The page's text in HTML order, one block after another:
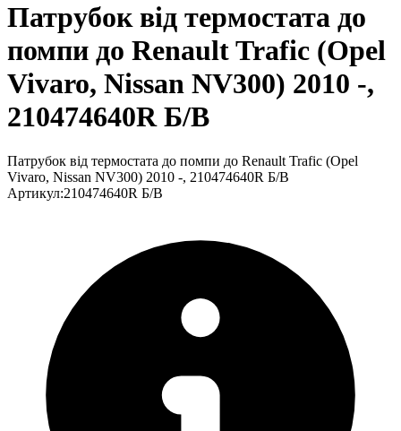
Патрубок від термостата до
помпи до Renault Trafic (Opel
Vivaro, Nissan NV300) 2010 -,
210474640R Б/В
Патрубок від термостата до помпи до Renault Trafic (Opel
Vivaro, Nissan NV300) 2010 -, 210474640R Б/В
Артикул:210474640R Б/В